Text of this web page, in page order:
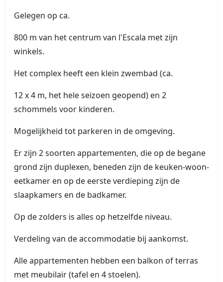
Gelegen op ca.
800 m van het centrum van l'Escala met zijn
winkels.
Het complex heeft een klein zwembad (ca.
12 x 4 m, het hele seizoen geopend) en 2
schommels voor kinderen.
Mogelijkheid tot parkeren in de omgeving.
Er zijn 2 soorten appartementen, die op de begane
grond zijn duplexen, beneden zijn de keuken-woon-
eetkamer en op de eerste verdieping zijn de
slaapkamers en de badkamer.
Op de zolders is alles op hetzelfde niveau.
Verdeling van de accommodatie bij aankomst.
Alle appartementen hebben een balkon of terras
met meubilair (tafel en 4 stoelen).